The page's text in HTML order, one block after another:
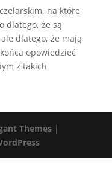
na które
dlatego, że są
dlatego, że mają
opowiedzieć
z takich
Themes |